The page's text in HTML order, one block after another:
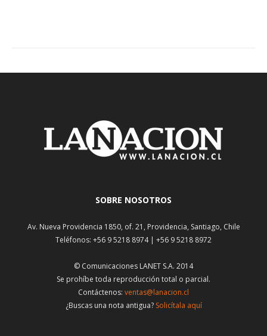
SOBRE NOSOTROS
Av. Nueva Providencia 1850, of. 21, Providencia, Santiago, Chile
Teléfonos: +56 9 5218 8974 | +56 9 5218 8972
© Comunicaciones LANET S.A. 2014
Se prohíbe toda reproducción total o parcial.
Contáctenos: ventas@lanacion.cl
¿Buscas una nota antigua? Solicítala aquí